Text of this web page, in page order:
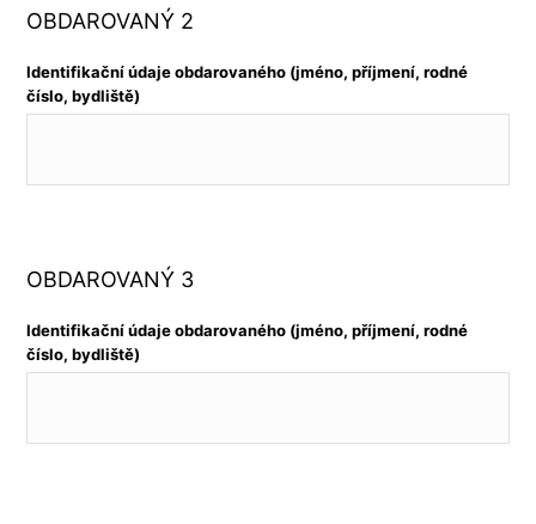
OBDAROVANÝ 2
Identifikační údaje obdarovaného (jméno, příjmení, rodné
číslo, bydliště)
OBDAROVANÝ 3
Identifikační údaje obdarovaného (jméno, příjmení, rodné
číslo, bydliště)